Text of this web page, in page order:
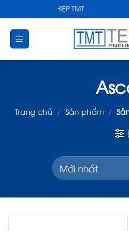
to
content
CÔNG NGHIỆP TMT
Trang chủ / Sản phẩm /